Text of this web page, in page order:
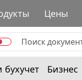
Цены
бухучет Бизнес